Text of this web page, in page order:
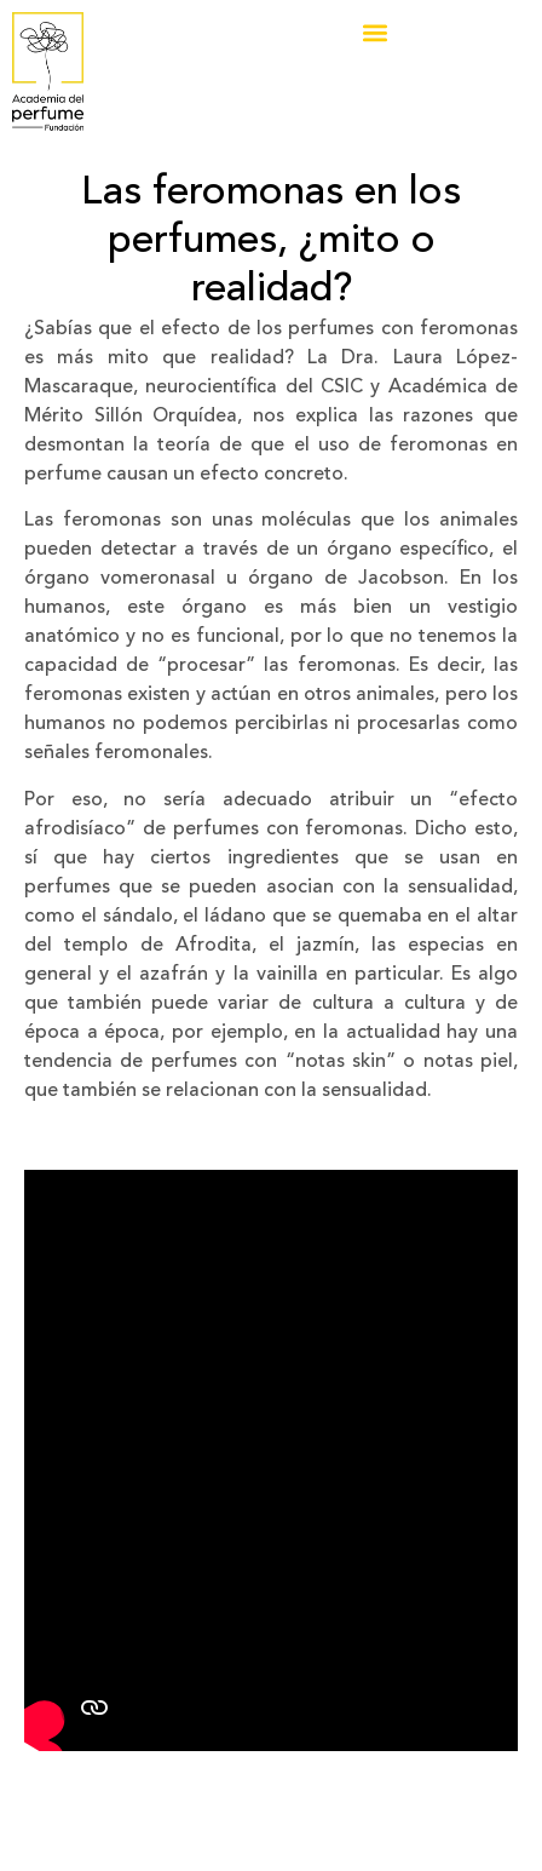
Las feromonas en los
perfumes, ¿mito o
realidad?
¿Sabías que el efecto de los perfumes con feromonas
es más mito que realidad? La Dra. Laura López-
Mascaraque, neurocientífica del CSIC y Académica de
Mérito Sillón Orquídea, nos explica las razones que
desmontan la teoría de que el uso de feromonas en
perfume causan un efecto concreto.
Las feromonas son unas moléculas que los animales
pueden detectar a través de un órgano específico, el
órgano vomeronasal u órgano de Jacobson. En los
humanos, este órgano es más bien un vestigio
anatómico y no es funcional, por lo que no tenemos la
capacidad de “procesar” las feromonas. Es decir, las
feromonas existen y actúan en otros animales, pero los
humanos no podemos percibirlas ni procesarlas como
señales feromonales.
Por eso, no sería adecuado atribuir un “efecto
afrodisíaco” de perfumes con feromonas. Dicho esto,
sí que hay ciertos ingredientes que se usan en
perfumes que se pueden asocian con la sensualidad,
como el sándalo, el ládano que se quemaba en el altar
del templo de Afrodita, el jazmín, las especias en
general y el azafrán y la vainilla en particular. Es algo
que también puede variar de cultura a cultura y de
época a época, por ejemplo, en la actualidad hay una
tendencia de perfumes con “notas skin” o notas piel,
que también se relacionan con la sensualidad.